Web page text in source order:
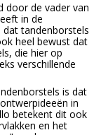
door de vader van
in de
dat tandenborstels
heel bewust dat
die hier op
verschillende
is dat
in
betekent dit ook
en het